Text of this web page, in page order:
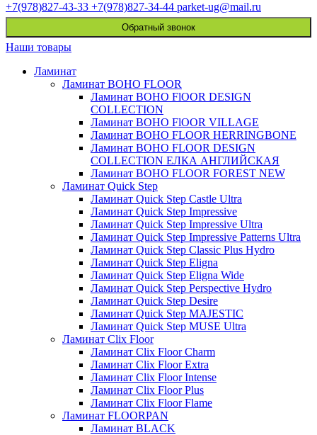
+7(978)827-43-33 +7(978)827-34-44 parket-ug@mail.ru
Обратный звонок
Наши товары
Ламинат
Ламинат BOHO FLOOR
Ламинат BOHO FlOOR DESIGN
COLLECTION
Ламинат BOHO FlOOR VILLAGE
Ламинат BOHO FLOOR HERRINGBONE
Ламинат BOHO FLOOR DESIGN
COLLECTION ЕЛКА АНГЛИЙСКАЯ
Ламинат BOHO FLOOR FOREST NEW
Ламинат Quick Step
Ламинат Quick Step Castle Ultra
Ламинат Quick Step Impressive
Ламинат Quick Step Impressive Ultra
Ламинат Quick Step Impressive Patterns Ultra
Ламинат Quick Step Classic Plus Hydro
Ламинат Quick Step Eligna
Ламинат Quick Step Eligna Wide
Ламинат Quick Step Perspective Hydro
Ламинат Quick Step Desire
Ламинат Quick Step MAJESTIC
Ламинат Quick Step MUSE Ultra
Ламинат Clix Floor
Ламинат Clix Floor Charm
Ламинат Clix Floor Extra
Ламинат Clix Floor Intense
Ламинат Clix Floor Plus
Ламинат Clix Floor Flame
Ламинат FLOORPAN
Ламинат BLACK